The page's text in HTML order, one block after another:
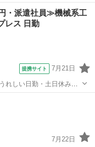
ャー用品、こども用品、
などが無料でまとめて持
地
・派遣社員≫機械系工
レス 日勤
提携サイト 7月21日
れしい日勤・土日休み／
7月22日